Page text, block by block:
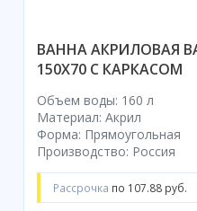
ВАННА АКРИЛОВАЯ
150X70 С КАРКАСОМ
Объем воды: 160 л
Материал: Акрил
Форма: Прямоугольная
Производство: Россия
Рассрочка по 107.88 руб.